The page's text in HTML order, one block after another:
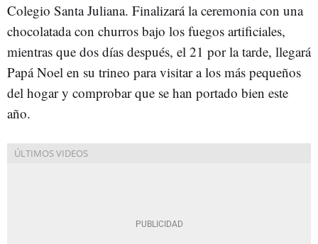
Colegio Santa Juliana. Finalizará la ceremonia con una
chocolatada con churros bajo los fuegos artificiales,
mientras que dos días después, el 21 por la tarde, llegará
Papá Noel en su trineo para visitar a los más pequeños
del hogar y comprobar que se han portado bien este
año.